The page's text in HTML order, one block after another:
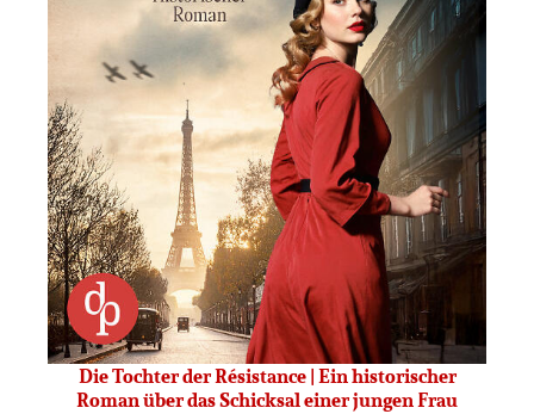
Die Tochter der Résistance | Ein historischer
Roman über das Schicksal einer jungen Frau